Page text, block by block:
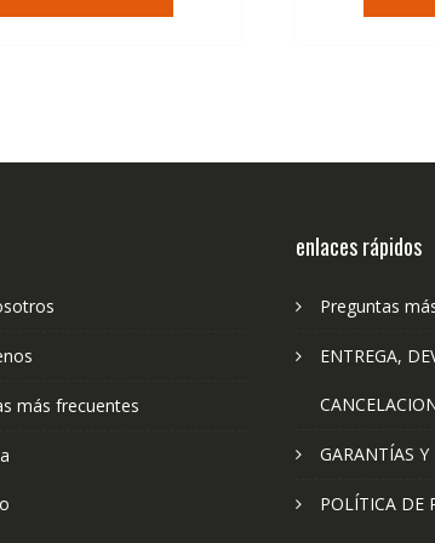
era:
es:
más frecuentes
enlaces rápidos
Preguntas
ENTREGA,
GARANTÍAS Y
POLÍTICA DE